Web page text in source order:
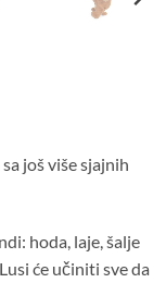
još više sjajnih
hoda, laje, šalje
će učiniti sve da